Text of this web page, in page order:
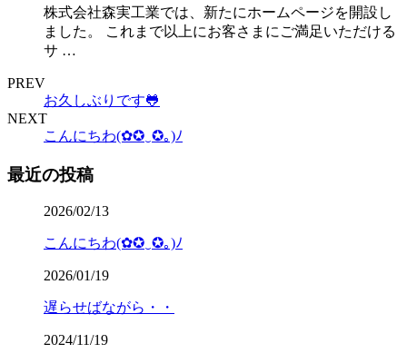
株式会社森実工業では、新たにホームページを開設し
ました。 これまで以上にお客さまにご満足いただける
サ …
PREV
お久しぶりです🐸
NEXT
こんにちわ(✿✪‿✪｡)ﾉ
最近の投稿
2026/02/13
こんにちわ(✿✪‿✪｡)ﾉ
2026/01/19
遅らせばながら・・
2024/11/19